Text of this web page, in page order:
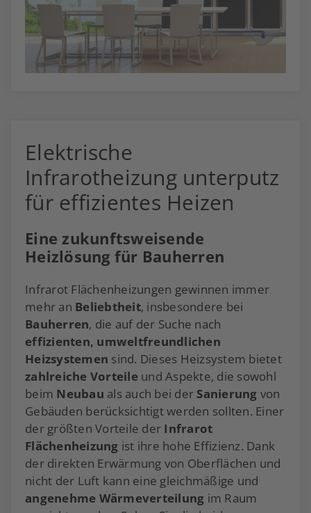
Elektrische
Infrarotheizung unterputz
für effizientes Heizen
Eine zukunftsweisende
Heizlösung für Bauherren
Infrarot Flächenheizungen gewinnen immer
mehr an Beliebtheit, insbesondere bei
Bauherren, die auf der Suche nach
effizienten, umweltfreundlichen
Heizsystemen sind. Dieses Heizsystem bietet
zahlreiche Vorteileund Aspekte, die sowohl
beim Neubau als auch bei der Sanierung von
Gebäuden berücksichtigt werden sollten. Einer
der größten Vorteile der Infrarot
Flächenheizung ist ihre hohe Effizienz. Dank
der direkten Erwärmung von Oberflächen und
nicht der Luft kann eine gleichmäßige und
angenehme Wärmeverteilung im Raum